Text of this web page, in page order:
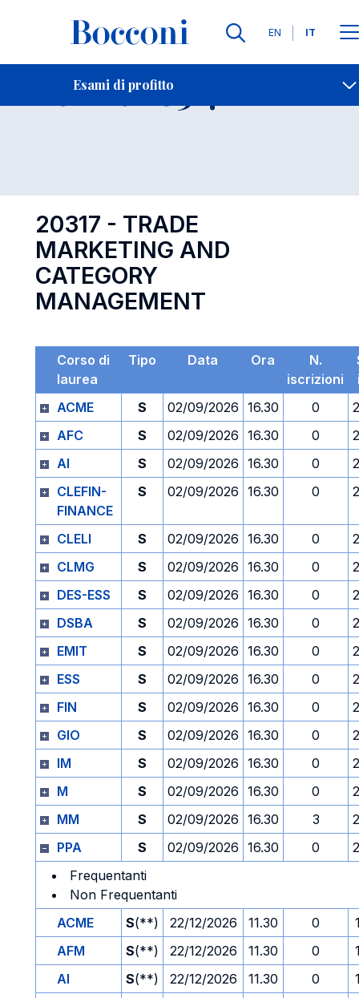
Lingue
EN IT
Esami di profitto
Contatti
Esame 20317 Open
20317 - TRADE
MARKETING AND
CATEGORY
MANAGEMENT
Corso di
laurea
Tipo Data Ora
N.
iscrizioni
ACME
S 02/09/2026 16.30 0
AFC
S 02/09/2026 16.30 0
AI
S 02/09/2026 16.30 0
CLEFIN-
FINANCE
S 02/09/2026 16.30 0
CLELI S 02/09/2026 16.30 0
CLMG
S 02/09/2026 16.30 0
DES-ESS
S 02/09/2026 16.30 0
DSBA
S 02/09/2026 16.30 0
EMIT
S 02/09/2026 16.30 0
ESS
S 02/09/2026 16.30 0
FIN
S 02/09/2026 16.30 0
GIO
S 02/09/2026 16.30 0
IM
S 02/09/2026 16.30 0
M
S 02/09/2026 16.30 0
MM
S 02/09/2026 16.30 3
PPA
S 02/09/2026 16.30 0
Frequentanti
Non Frequentanti
ACME
S(**) 22/12/2026 11.30 0
AFM
S(**) 22/12/2026 11.30 0
AI
S(**) 22/12/2026 11.30 0